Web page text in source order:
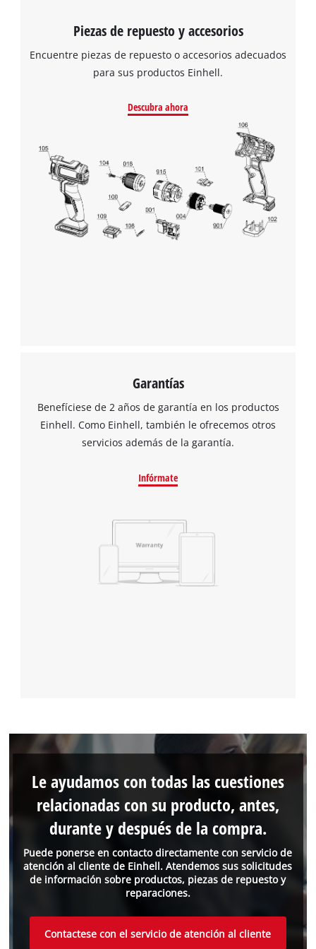
Piezas de repuesto y accesorios
Encuentre piezas de repuesto o accesorios adecuados
para sus productos Einhell.
Descubra ahora
Garantías
Benefíciese de 2 años de garantía en los productos
Einhell. Como Einhell, también le ofrecemos otros
servicios además de la garantía.
Infórmate
Puede ponerse en contacto directamente con servicio de
atención al cliente de Einhell. Atendemos sus solicitudes
de información sobre productos, piezas de repuesto y
reparaciones.
Le ayudamos con todas las cuestiones
relacionadas con su producto, antes,
durante y después de la compra.
Contactese con el servicio de atención al cliente